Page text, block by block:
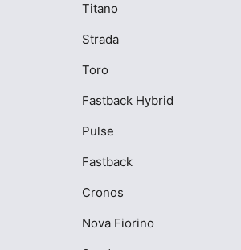
Titano
Strada
Toro
Fastback Hybrid
Pulse
Fastback
Cronos
Nova Fiorino